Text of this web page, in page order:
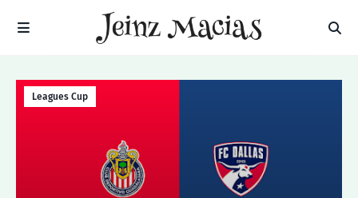
Leagues Cup